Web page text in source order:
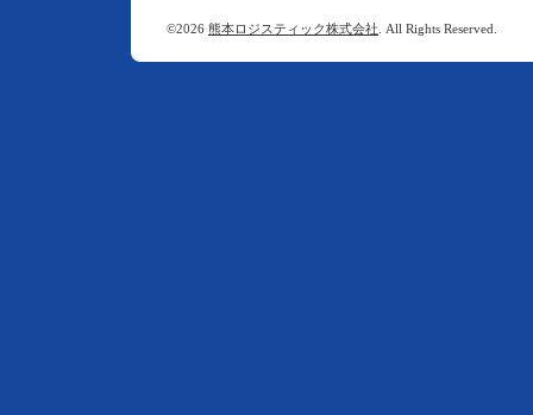
©2026 熊本ロジスティック株式会社 . All Rights Reserved.